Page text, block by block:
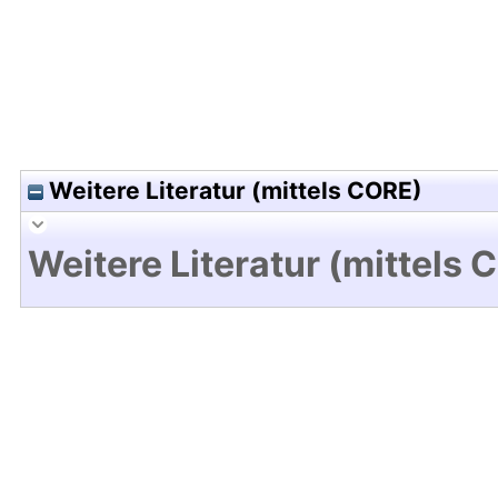
Weitere Literatur (mittels CORE)
Weitere Literatur (mittels